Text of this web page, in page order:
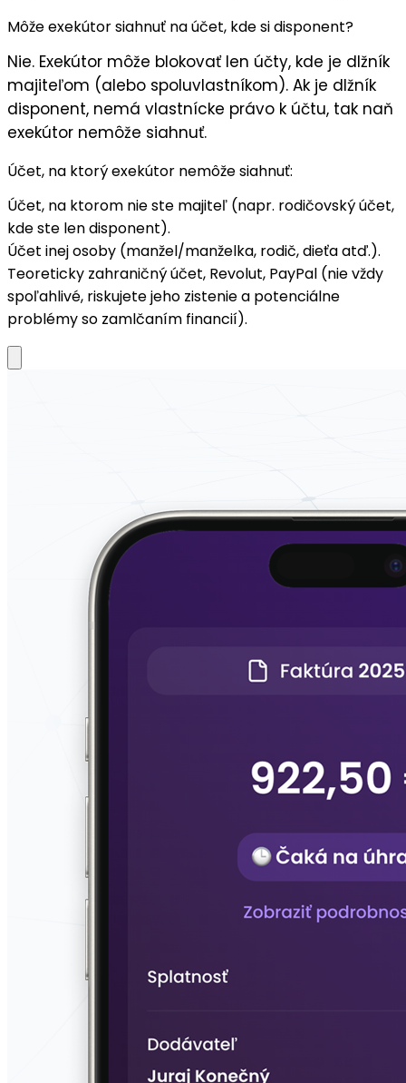
Môže exekútor siahnuť na účet, kde si disponent?
Nie. Exekútor môže blokovať len účty, kde je dlžník
majiteľom (alebo spoluvlastníkom). Ak je dlžník
disponent, nemá vlastnícke právo k účtu, tak naň
exekútor nemôže siahnuť.
Účet, na ktorý exekútor nemôže siahnuť:
Účet, na ktorom nie ste majiteľ (napr. rodičovský účet,
kde ste len disponent).
Účet inej osoby (manžel/manželka, rodič, dieťa atď.).
Teoreticky zahraničný účet, Revolut, PayPal (nie vždy
spoľahlivé, riskujete jeho zistenie a potenciálne
problémy so zamlčaním financií).